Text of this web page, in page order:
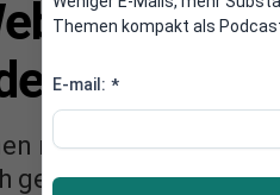
Die
EZB
neuen
gesunken sind.
Themen kompakt als
E-mail: *